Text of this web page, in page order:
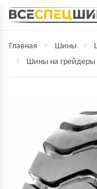
Главная Шины
Шины на грейдеры